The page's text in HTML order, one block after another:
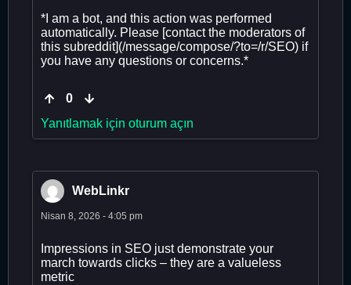
*I am a bot, and this action was performed
automatically. Please [contact the moderators of
this subreddit](/message/compose/?to=/r/SEO) if
you have any questions or concerns.*
0
Yanıtlamak için oturum açın
WebLinkr
Nisan 8, 2026 - 4:05 pm
Impressions in SEO just demonstrate your
march towards clicks – they are a valueless
metric